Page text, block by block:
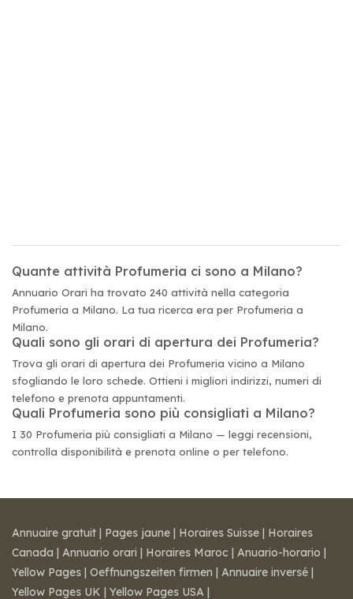
Quante attività Profumeria ci sono a Milano?
Annuario Orari ha trovato 240 attività nella categoria
Profumeria a Milano. La tua ricerca era per Profumeria a
Milano.
Quali sono gli orari di apertura dei Profumeria?
Trova gli orari di apertura dei Profumeria vicino a Milano
sfogliando le loro schede. Ottieni i migliori indirizzi, numeri di
telefono e prenota appuntamenti.
Quali Profumeria sono più consigliati a Milano?
I 30 Profumeria più consigliati a Milano — leggi recensioni,
controlla disponibilità e prenota online o per telefono.
Annuaire gratuit | Pages jaune | Horaires Suisse | Horaires
Canada | Annuario orari | Horaires Maroc | Anuario-horario |
Yellow Pages | Oeffnungszeiten firmen | Annuaire inversé |
Yellow Pages UK | Yellow Pages USA |